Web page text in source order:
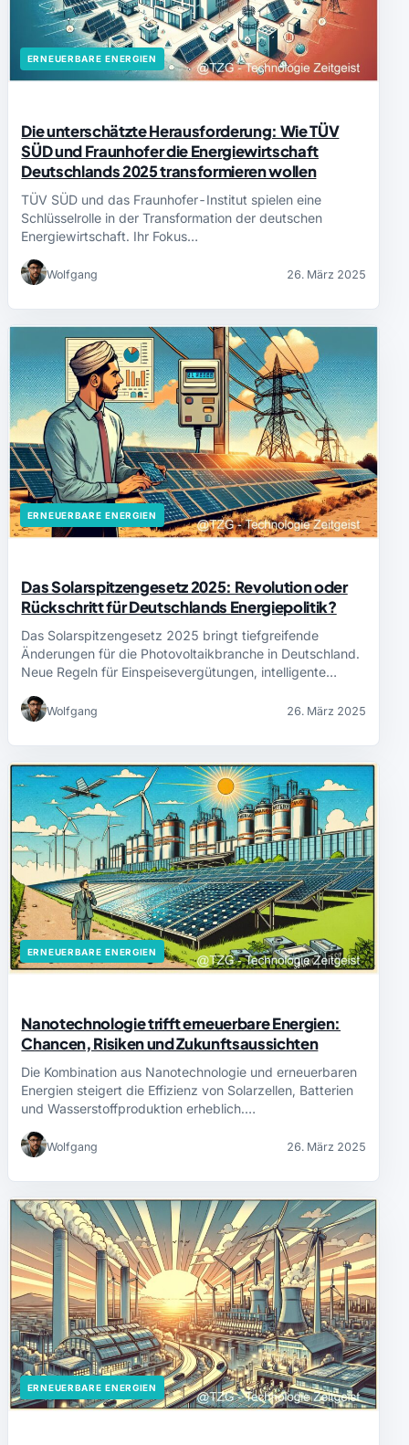
ERNEUERBARE ENERGIEN
Die unterschätzte Herausforderung: Wie TÜV
SÜD und Fraunhofer die Energiewirtschaft
Deutschlands 2025 transformieren wollen
TÜV SÜD und das Fraunhofer-Institut spielen eine
Schlüsselrolle in der Transformation der deutschen
Energiewirtschaft. Ihr Fokus…
Wolfgang 26. März 2025
ERNEUERBARE ENERGIEN
Das Solarspitzengesetz 2025: Revolution oder
Rückschritt für Deutschlands Energiepolitik?
Das Solarspitzengesetz 2025 bringt tiefgreifende
Änderungen für die Photovoltaikbranche in Deutschland.
Neue Regeln für Einspeisevergütungen, intelligente…
Wolfgang 26. März 2025
ERNEUERBARE ENERGIEN
Nanotechnologie trifft erneuerbare Energien:
Chancen, Risiken und Zukunftsaussichten
Die Kombination aus Nanotechnologie und erneuerbaren
Energien steigert die Effizienz von Solarzellen, Batterien
und Wasserstoffproduktion erheblich.…
Wolfgang 26. März 2025
ERNEUERBARE ENERGIEN